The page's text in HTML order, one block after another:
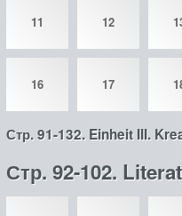
11 12
16 17
Стр. 91-132. Einheit III.
Стр. 92-102.